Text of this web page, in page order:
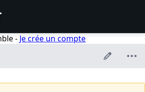
- Je crée un compte